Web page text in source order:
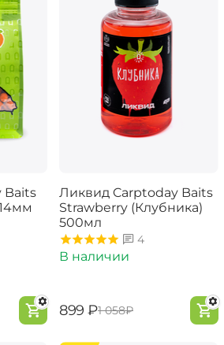
Baits
Ликвид Carptoday Baits
Strawberry (Клубника)
500мл
4
В наличии
‍899‍ ₽‍1 058‍₽